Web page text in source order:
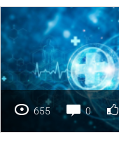
655 0